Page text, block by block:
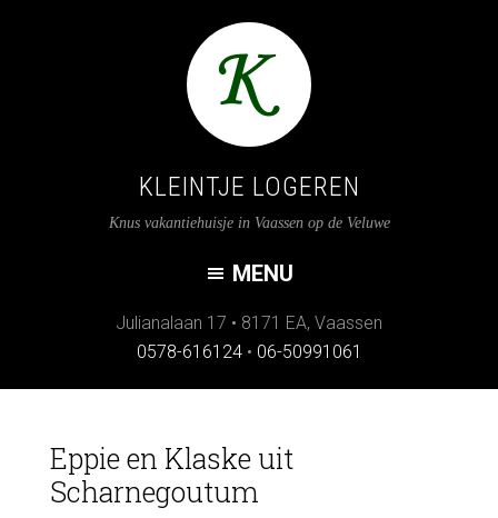
KLEINTJE LOGEREN
Knus vakantiehuisje in Vaassen op de Veluwe
Julianalaan 17 • 8171 EA, Vaassen
0578-616124 • 06-50991061
Eppie en Klaske uit
Scharnegoutum